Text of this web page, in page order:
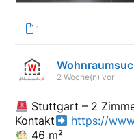
1
2 Woche(n) vor
Stuttgart – 2
Kontakt
https://
46 m²